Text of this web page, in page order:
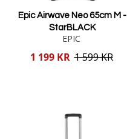
Epic Airwave Neo 65cm M -
StarBLACK
EPIC
Reducerat
1 199 KR 1 599 KR